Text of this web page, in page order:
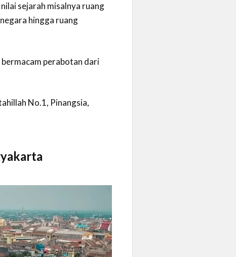
sejarah misalnya ruang
hingga ruang
bermacam perabotan dari
No.1, Pinangsia,